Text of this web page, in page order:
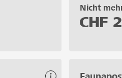
Nicht
CHF